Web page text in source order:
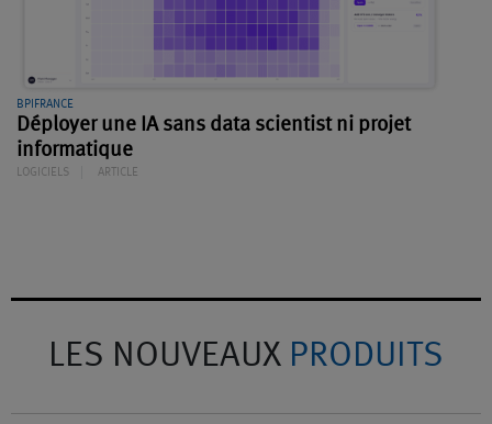
BPIFRANCE
Déployer une IA sans data scientist ni projet
informatique
LOGICIELS ARTICLE
LES NOUVEAUX PRODUITS